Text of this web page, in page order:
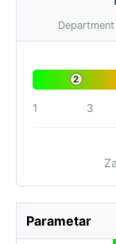
2
1 3
Parametar